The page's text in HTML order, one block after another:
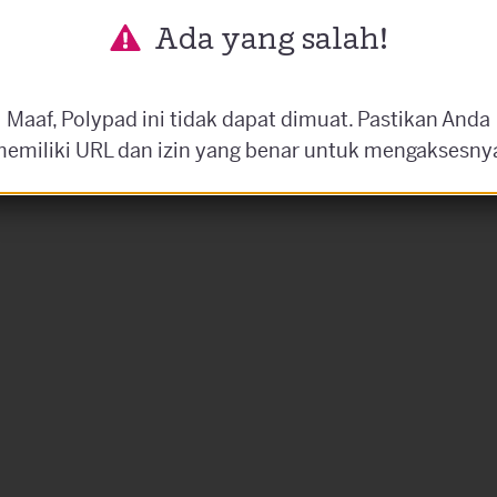
Ada yang salah!
Maaf, Polypad ini tidak dapat dimuat. Pastikan Anda
URL dan izin yang benar untuk